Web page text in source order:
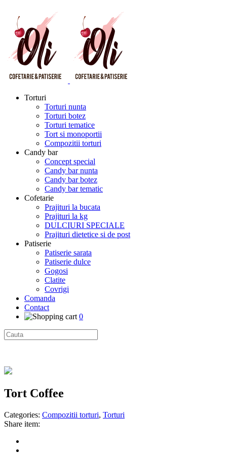
Torturi
Torturi nunta
Torturi botez
Torturi tematice
Tort si monoportii
Compozitii torturi
Candy bar
Concept special
Candy bar nunta
Candy bar botez
Candy bar tematic
Cofetarie
Prajituri la bucata
Prajituri la kg
DULCIURI SPECIALE
Prajituri dietetice si de post
Patiserie
Patiserie sarata
Patiserie dulce
Gogosi
Clatite
Covrigi
Comanda
Contact
0
Tort Coffee
Categories: Compozitii torturi, Torturi
Share item: